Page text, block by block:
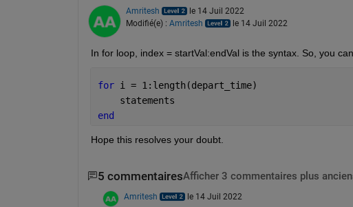
Amritesh
le 14 Juil 2022
Modifié(e) : Amritesh le 14 Juil 2022
In for loop, index = startVal:endVal is the syntax. So, you
for i = 1:length(depart_time)
    statements
end
Hope this resolves your doubt.
5 commentairesAfficher 3 commentaires plus
Amritesh le 14 Juil 2022